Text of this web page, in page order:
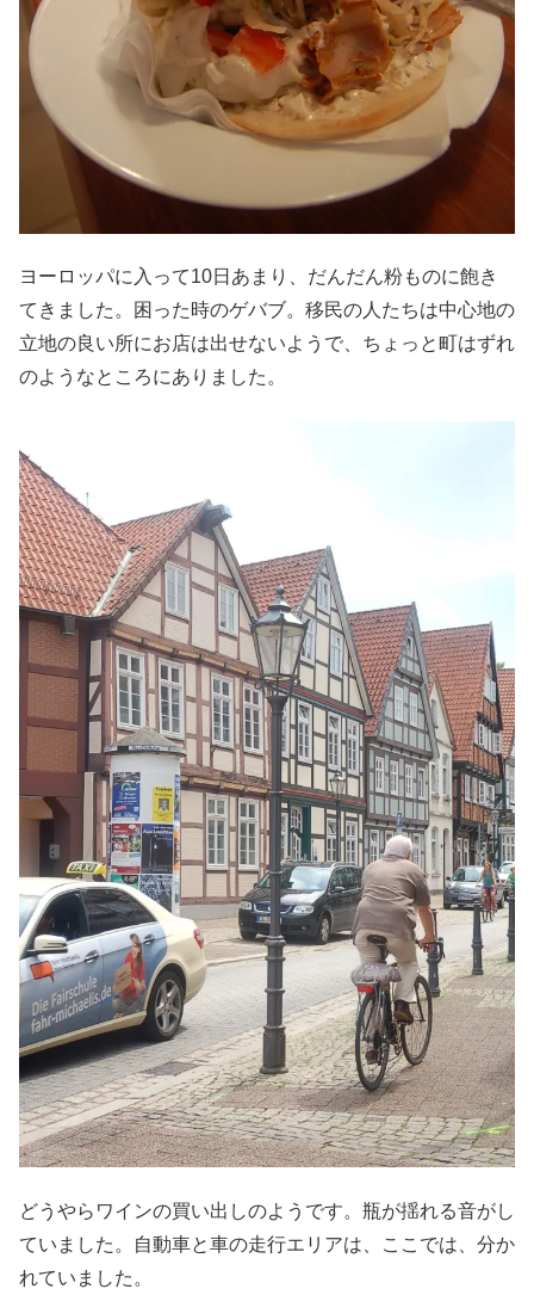
ヨーロッパに入って10日あまり、だんだん粉ものに飽き
てきました。困った時のゲバブ。移民の人たちは中心地の
立地の良い所にお店は出せないようで、ちょっと町はずれ
のようなところにありました。
どうやらワインの買い出しのようです。瓶が揺れる音がし
ていました。自動車と車の走行エリアは、ここでは、分か
れていました。